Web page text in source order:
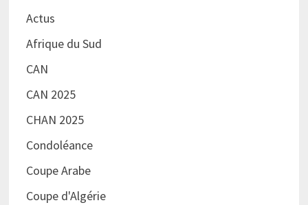
Actus
Afrique du Sud
CAN
CAN 2025
CHAN 2025
Condoléance
Coupe Arabe
Coupe d'Algérie